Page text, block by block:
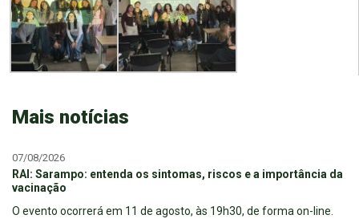
Mais notícias
07/08/2026
RAI: Sarampo: entenda os sintomas, riscos e a importância da
vacinação
O evento ocorrerá em 11 de agosto, às 19h30, de forma on-line.